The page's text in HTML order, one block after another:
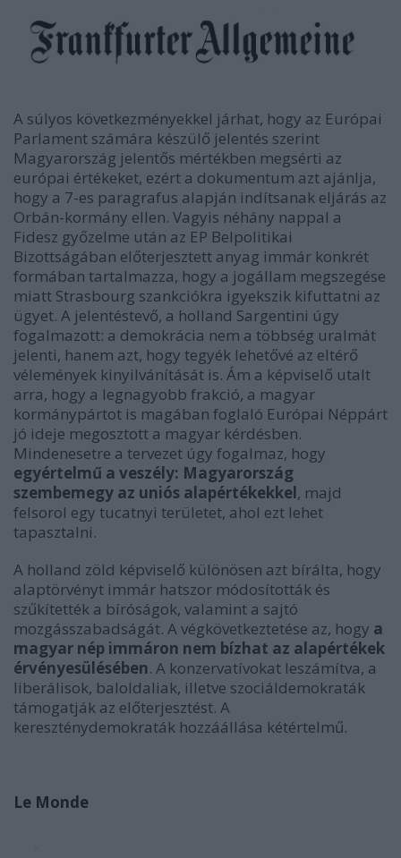
A súlyos következményekkel járhat, hogy az Európai
Parlament számára készülő jelentés szerint
Magyarország jelentős mértékben megsérti az
európai értékeket, ezért a dokumentum azt ajánlja,
hogy a 7-es paragrafus alapján indítsanak eljárás az
Orbán-kormány ellen. Vagyis néhány nappal a
Fidesz győzelme után az EP Belpolitikai
Bizottságában előterjesztett anyag immár konkrét
formában tartalmazza, hogy a jogállam megszegése
miatt Strasbourg szankciókra igyekszik kifuttatni az
ügyet. A jelentéstevő, a holland Sargentini úgy
fogalmazott: a demokrácia nem a többség uralmát
jelenti, hanem azt, hogy tegyék lehetővé az eltérő
vélemények kinyilvánítását is. Ám a képviselő utalt
arra, hogy a legnagyobb frakció, a magyar
kormánypártot is magában foglaló Európai Néppárt
jó ideje megosztott a magyar kérdésben.
Mindenesetre a tervezet úgy fogalmaz, hogy
egyértelmű a veszély: Magyarország
szembemegy az uniós alapértékekkel, majd
felsorol egy tucatnyi területet, ahol ezt lehet
tapasztalni.
A holland zöld képviselő különösen azt bírálta, hogy
alaptörvényt immár hatszor módosították és
szűkítették a bíróságok, valamint a sajtó
mozgásszabadságát. A végkövetkeztetése az, hogy a
magyar nép immáron nem bízhat az alapértékek
érvényesülésében. A konzervatívokat leszámítva, a
liberálisok, baloldaliak, illetve szociáldemokraták
támogatják az előterjesztést. A
kereszténydemokraták hozzáállása kétértelmű.
Le Monde